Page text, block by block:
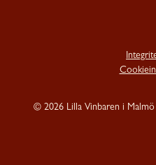
© 2026 Lilla Vinbaren i